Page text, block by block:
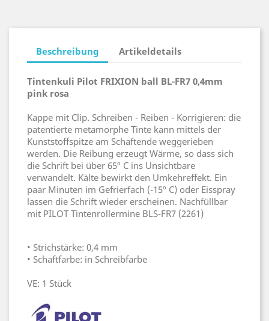
Beschreibung Artikeldetails
Tintenkuli Pilot FRIXION ball BL-FR7 0,4mm
pink rosa
Kappe mit Clip. Schreiben - Reiben - Korrigieren: die
patentierte metamorphe Tinte kann mittels der
Kunststoffspitze am Schaftende weggerieben
werden. Die Reibung erzeugt Wärme, so dass sich
die Schrift bei über 65º C ins Unsichtbare
verwandelt. Kälte bewirkt den Umkehreffekt. Ein
paar Minuten im Gefrierfach (-15º C) oder Eisspray
lassen die Schrift wieder erscheinen. Nachfüllbar
mit PILOT Tintenrollermine BLS-FR7 (2261)
• Strichstärke: 0,4 mm
• Schaftfarbe: in Schreibfarbe
VE: 1 Stück